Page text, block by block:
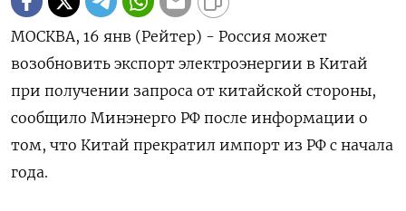
МОСКВА, 16 янв (Рейтер) - Россия может
возобновить экспорт электроэнергии в Китай
при получении запроса от китайской стороны,
сообщило Минэнерго РФ после информации о
том, что Китай прекратил импорт из РФ с ⁠начала
года.